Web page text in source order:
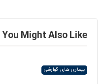
You Might Also Like
بیماری های گوارشی